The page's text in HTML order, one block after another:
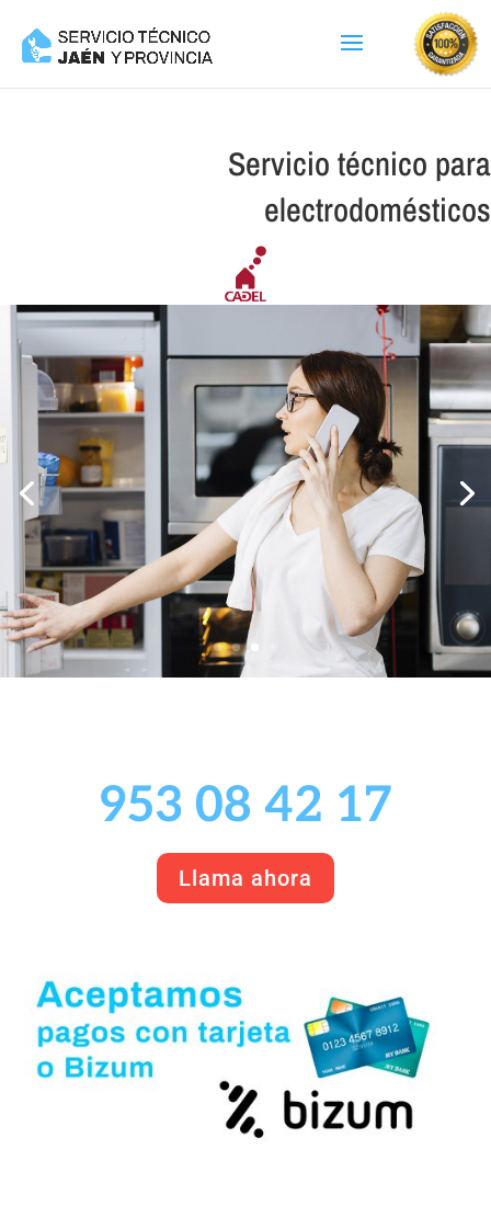
Servicio técnico para
electrodomésticos
953 08 42 17
Llama ahora